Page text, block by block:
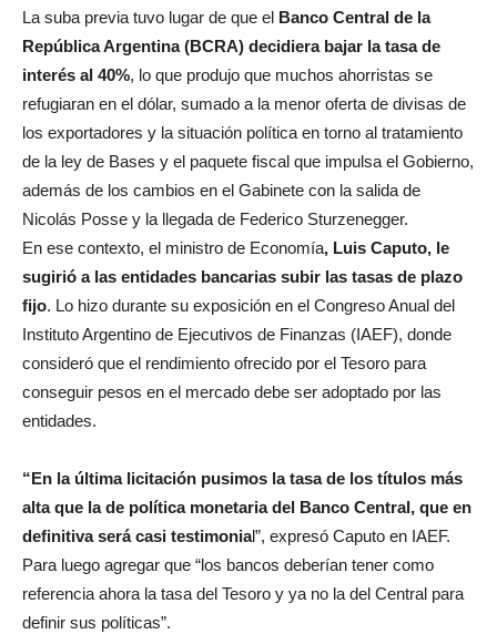
La suba previa tuvo lugar de que el Banco Central de la
República Argentina (BCRA) decidiera bajar la tasa de
interés al 40%, lo que produjo que muchos ahorristas se
refugiaran en el dólar, sumado a la menor oferta de divisas de
los exportadores y la situación política en torno al tratamiento
de la ley de Bases y el paquete fiscal que impulsa el Gobierno,
además de los cambios en el Gabinete con la salida de
Nicolás Posse y la llegada de Federico Sturzenegger.
En ese contexto, el ministro de Economía, Luis Caputo, le
sugirió a las entidades bancarias subir las tasas de plazo
fijo. Lo hizo durante su exposición en el Congreso Anual del
Instituto Argentino de Ejecutivos de Finanzas (IAEF), donde
consideró que el rendimiento ofrecido por el Tesoro para
conseguir pesos en el mercado debe ser adoptado por las
entidades.
“En la última licitación pusimos la tasa de los títulos más
alta que la de política monetaria del Banco Central, que en
definitiva será casi testimonial”, expresó Caputo en IAEF.
Para luego agregar que “los bancos deberían tener como
referencia ahora la tasa del Tesoro y ya no la del Central para
definir sus políticas”.